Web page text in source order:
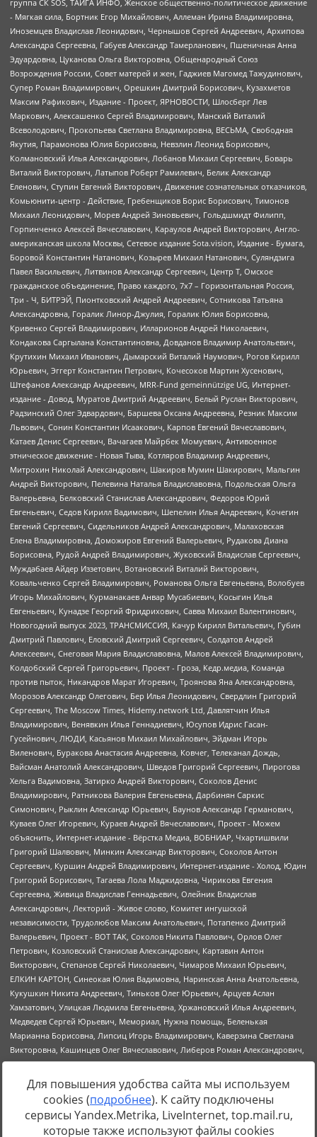
https://minjust.gov.ru/uploaded/files/reestr-
inostrannyih-agentov-22-03-2024.pdfданные на22.03.2024
Для повышения удобства сайта мы используем
cookies (подробнее). К сайту подключены
сервисы Yandex.Metrika, LiveInternet, top.mail.ru,
которые также используют файлы cookies